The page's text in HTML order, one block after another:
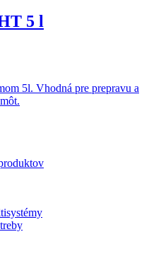
5 l
5l. Vhodná pre prepravu a